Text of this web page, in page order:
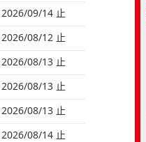
2026/09/14 止
2026/08/12 止
2026/08/13 止
2026/08/13 止
2026/08/13 止
2026/08/14 止